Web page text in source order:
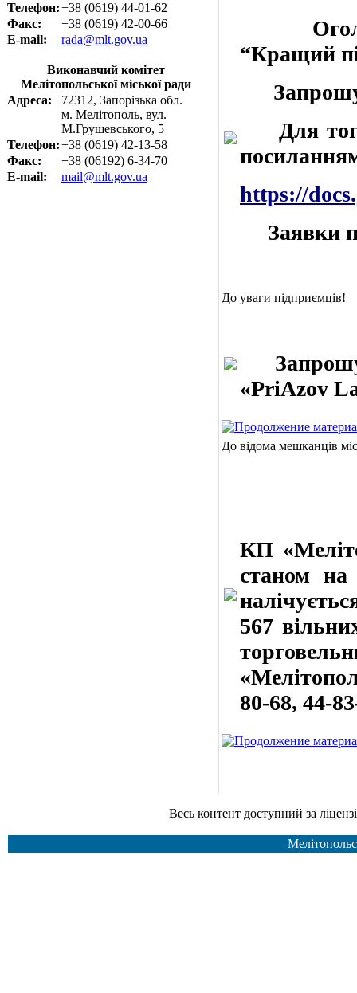
Телефон:+38 (0619) 44-01-62
Факс:
+38 (0619) 42-00-66
E-mail:
rada@mlt.gov.ua
Виконавчий комітет
Мелітопольської міської ради
Адреса:
72312, Запорізька обл.
м. Мелітополь, вул.
М.Грушевського, 5
Телефон:+38 (0619) 42-13-58
Факс:
+38 (06192) 6-34-70
E-mail:
mail@mlt.gov.ua
“Кращий
Для того,
https://
Заявки
До уваги підприємців!
«PriAzov
До відома мешканців
КП
станом на
567
80-68, 44-
Весь контент доступний за ліцензією Creative